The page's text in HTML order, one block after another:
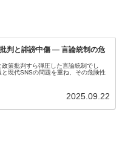
判と誹謗中傷 ― 言論統制の危
策批判すら弾圧した言論統制でし
現代SNSの問題を重ね、その危険性
2025.09.22